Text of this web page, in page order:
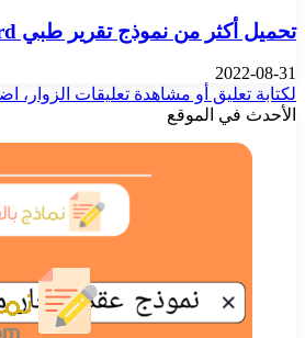
تحميل أكثر من نموذج تقرير طبي word
2022-08-31
لكتابة تعليق أو مشاهدة تعليقات الزوار،
الأحدث في الموقع